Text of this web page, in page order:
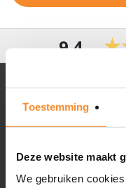
Toestemming
Deze website maakt
We gebruiken
9.4
Onze aanpak
Ons team